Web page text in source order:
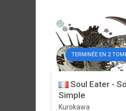
TERMINÉE EN 2
Soul Eater -
Simple
Kurokawa